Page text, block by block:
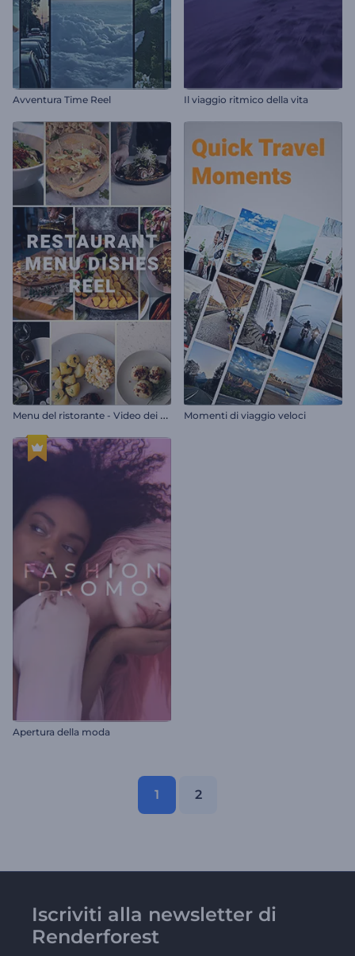
Avventura Time Reel Il viaggio ritmico della vita
M
enu del ristorante - Video dei piatti Momenti di viaggio veloci
Apertura della moda
1 2
Iscriviti alla newsletter di
Renderforest